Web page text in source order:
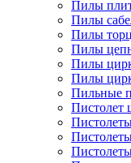
Пилы
Пилы
Пилы
Пилы
Пилы
Пилы
Пильные
Пистолет